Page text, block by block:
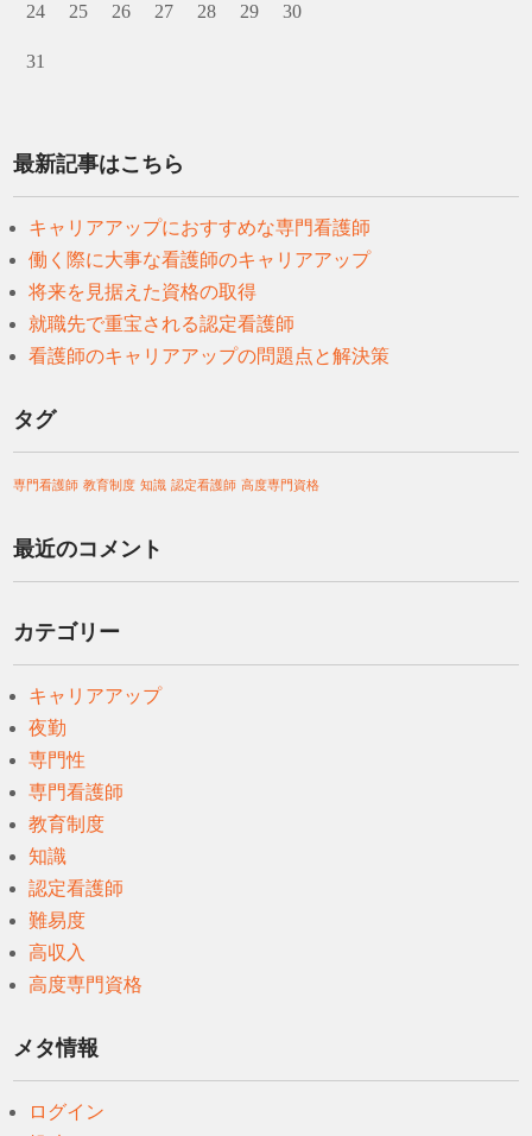
24 25 26 27 28 29 30
31
最新記事はこちら
キャリアアップにおすすめな専門看護師
働く際に大事な看護師のキャリアアップ
将来を見据えた資格の取得
就職先で重宝される認定看護師
看護師のキャリアアップの問題点と解決策
タグ
専門看護師 教育制度 知識 認定看護師 高度専門資格
最近のコメント
カテゴリー
キャリアアップ
夜勤
専門性
専門看護師
教育制度
知識
認定看護師
難易度
高収入
高度専門資格
メタ情報
ログイン